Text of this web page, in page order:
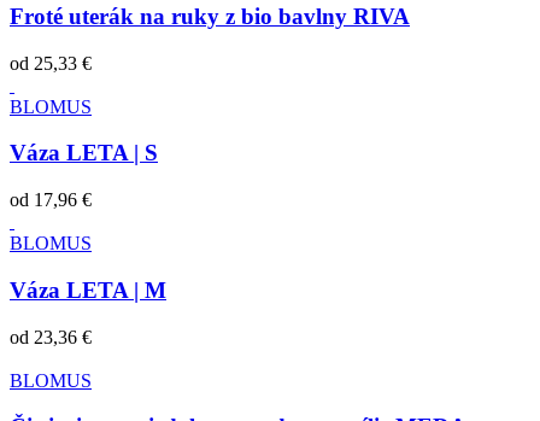
Froté uterák na ruky z bio bavlny RIVA
od 25,33 €
BLOMUS
Váza LETA | S
od 17,96 €
BLOMUS
Váza LETA | M
od 23,36 €
BLOMUS